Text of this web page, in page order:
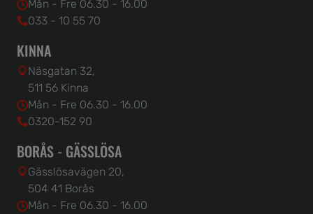
Mån - Fre 06.30 - 16.00
033 - 10 55 70
KINNA
Näsgatan 32,
511 56 Kinna
Mån - Fre 06.30 - 16.00
0320-152 90
BORÅS - GÄSSLÖSA
Gässlösavägen 20,
504 41 Borås
Mån - Fre 06.30 - 16.00